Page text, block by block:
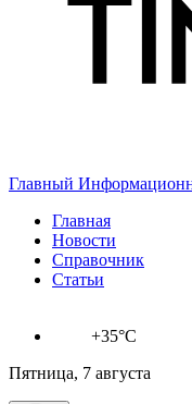
Главный
Главная
Новости
Справочник
Статьи
+35°C
Пятница, 7 августа